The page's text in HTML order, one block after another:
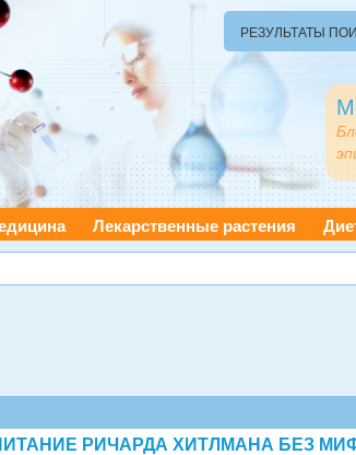
РЕЗУЛЬТАТЫ
Лекарственные растения
РИЧАРДА ХИТЛМАНА БЕЗ